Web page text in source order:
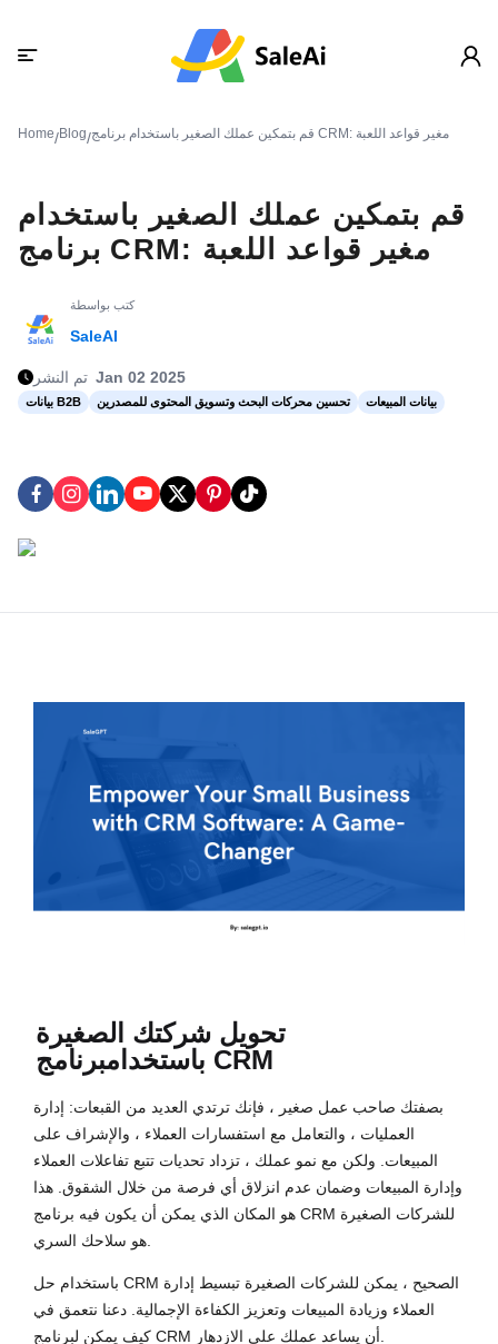
Home/Blog/ قم بتمكين عملك الصغير باستخدام برنامج CRM: مغير قواعد اللعبة
قم بتمكين عملك الصغير باستخدام
برنامج CRM: مغير قواعد اللعبة
كتب بواسطة
SaleAI
تم النشر Jan 02 2025
بيانات B2B تحسين محركات البحث وتسويق المحتوى للمصدرين بيانات المبيعات
تحويل شركتك الصغيرة
باستخدام برنامج CRM
بصفتك صاحب عمل صغير ، فإنك ترتدي العديد من القبعات: إدارة
العمليات ، والتعامل مع استفسارات العملاء ، والإشراف على
المبيعات. ولكن مع نمو عملك ، تزداد تحديات تتبع تفاعلات العملاء
وإدارة المبيعات وضمان عدم انزلاق أي فرصة من خلال الشقوق. هذا
هو المكان الذي يمكن أن يكون فيه برنامج CRM للشركات الصغيرة
هو سلاحك السري.
باستخدام حل CRM الصحيح ، يمكن للشركات الصغيرة تبسيط إدارة
العملاء وزيادة المبيعات وتعزيز الكفاءة الإجمالية. دعنا نتعمق في
كيف يمكن لبرنامج CRM أن يساعد عملك على الازدهار.